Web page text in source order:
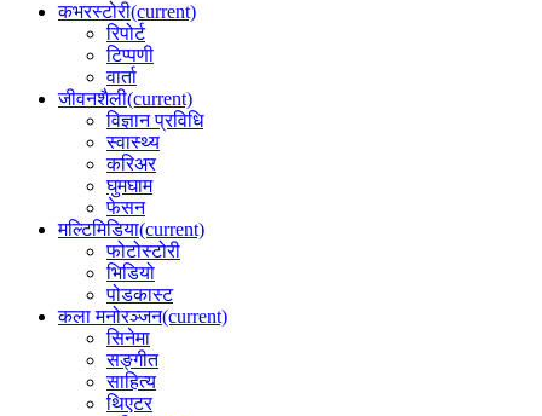
कभरस्टोरी(current)
रिपोर्ट
टिप्पणी
वार्ता
जीवनशैली(current)
विज्ञान प्रविधि
स्वास्थ्य
करिअर
घुमघाम
फेसन
मल्टिमिडिया(current)
फोटोस्टोरी
भिडियो
पोडकास्ट
कला मनोरञ्जन(current)
सिनेमा
सङ्गीत
साहित्य
थिएटर